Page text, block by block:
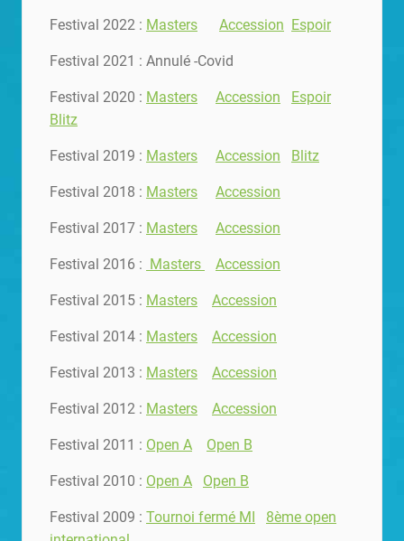
Festival 2022 : Masters Accession Espoir
Festival 2021 : Annulé -Covid
Festival 2020 : Masters Accession
Espoir
Blitz
Festival 2019 : Masters Accession Blitz
Festival 2018 : Masters Accession
Festival 2017 : Masters Accession
Festival 2016 : Masters Accession
Festival 2015 : Masters Accession
Festival 2014 : Masters Accession
Festival 2013 : Masters Accession
Festival 2012 : Masters Accession
Festival 2011 : Open A Open B
Festival 2010 : Open A Open B
Festival 2009 : Tournoi fermé MI
8ème open